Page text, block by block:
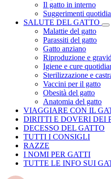
Il gatto in interno
Suggerimenti
SALUTE DEL GATTO
Malattie del gatto
Parassiti del gatto
Gatto anziano
Riproduzione e
Igiene e cure
Sterilizzazione e
Vaccini per il gatto
Obesità del gatto
Anatomia del gatto
VIAGGIARE CON IL
DIRITTI E DOVERI DEI
DECESSO DEL GATTO
TUTTI I CONSIGLI
RAZZE
I NOMI PER GATTI
TUTTE LE INFO SUI